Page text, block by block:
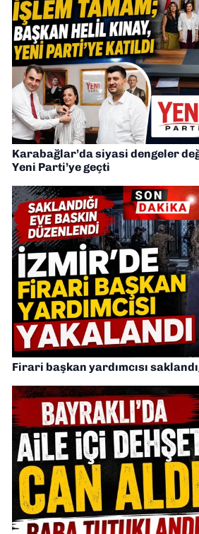
Karabağlar’da siyasi dengeler
Yeni Parti’ye geçti
Firari başkan yardımcısı